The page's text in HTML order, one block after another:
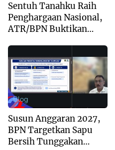
Sentuh Tanahku Raih
Penghargaan Nasional,
ATR/BPN Buktikan
Blog
Susun Anggaran 2027,
BPN Targetkan Sapu
Bersih Tunggakan